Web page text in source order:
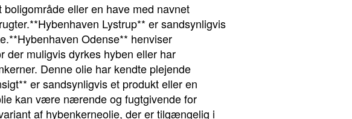
eller en have med navnet
Lystrup** er sandsynligvis
Odense** henviser
der muligvis dyrkes hyben eller har
Denne olie har kendte plejende
er sandsynligvis et produkt eller en
kan være nærende og fugtgivende for
af hybenkerneolie, der er tilgængelig i